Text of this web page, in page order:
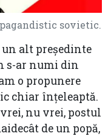
sovietic.
un alt președinte
s-ar numi din
o propunere
chiar înțeleaptă.
nu vrei, postul
de un popă,